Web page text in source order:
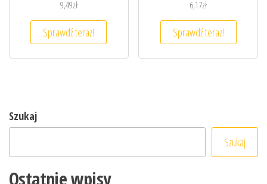
9,49zł
Sprawdź teraz!
6,17zł
Sprawdź teraz!
Szukaj
Szukaj
Ostatnie wpisy